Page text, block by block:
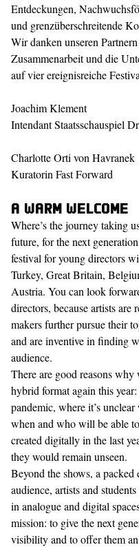
Entdeckungen,
und grenzüberschreitende
Wir danken unseren
Zusammenarbeit und die
auf vier ereignisreiche
Joachim Klement
Intendant Staatsschauspiel
Charlotte Orti von Havranek
Kuratorin Fast Forward
A warm welcome
Where’s the journey taking
future, for the next
festival for young directors
Turkey, Great Britain,
Austria. You can look
directors, because artists are
makers further pursue their
and are inventive in finding
audience.
There are good reasons
hybrid format again this
pandemic, where it’s
when and who will be able
created digitally in the last
they would remain unseen.
Beyond the shows, a
audience, artists and
in analogue and digital
mission: to give the next
visibility and to offer them